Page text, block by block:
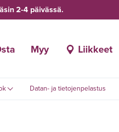
2-4 päivässä.
Myy Liikkeet
Datan- ja tietojenpelastus